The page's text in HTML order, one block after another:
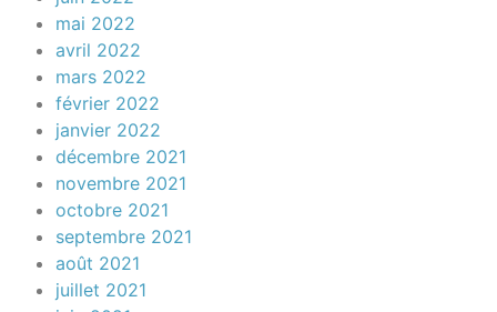
mai 2022
avril 2022
mars 2022
février 2022
janvier 2022
décembre 2021
novembre 2021
octobre 2021
septembre 2021
août 2021
juillet 2021